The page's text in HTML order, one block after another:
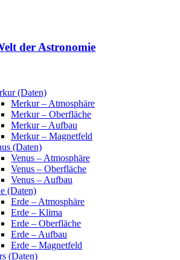
der Astronomie
(Daten)
Merkur – Atmosphäre
Merkur – Oberfläche
Merkur – Aufbau
Merkur – Magnetfeld
(Daten)
Venus – Atmosphäre
Venus – Oberfläche
Venus – Aufbau
(Daten)
Erde – Atmosphäre
Erde – Klima
Erde – Oberfläche
Erde – Aufbau
Erde – Magnetfeld
(Daten)